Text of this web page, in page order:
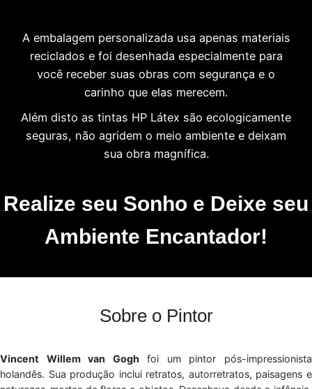
A embalagem personalizada usa apenas materiais
reciclados e foi desenhada especialmente para
você receber suas obras com segurança e o
carinho que elas merecem.
Além disto as tintas HP Látex são ecologicamente
seguras, não agridem o meio ambiente e deixam
sua obra magnífica.
Realize seu Sonho e Deixe seu
Ambiente Encantador!
Sobre o Pintor
Vincent Willem van Gogh foi um pintor pós-impressionista
holandês. Sua produção inclui retratos, autorretratos, paisagens e